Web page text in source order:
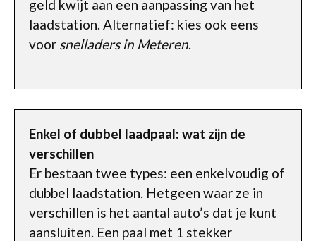
geld kwijt aan een aanpassing van het
laadstation. Alternatief: kies ook eens
voor snelladers in Meteren.
Enkel of dubbel laadpaal: wat zijn de
verschillen
Er bestaan twee types: een enkelvoudig of
dubbel laadstation. Hetgeen waar ze in
verschillen is het aantal auto’s dat je kunt
aansluiten. Een paal met 1 stekker